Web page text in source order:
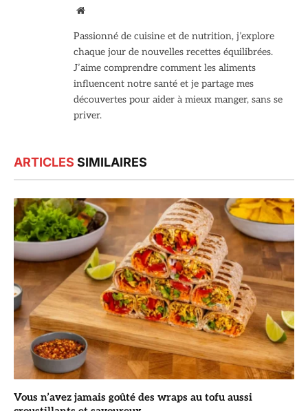
Site
Passionné de cuisine et de nutrition, j’explore
chaque jour de nouvelles recettes équilibrées.
J’aime comprendre comment les aliments
influencent notre santé et je partage mes
découvertes pour aider à mieux manger, sans se
priver.
ARTICLES SIMILAIRES
Vous n’avez jamais goûté des wraps au tofu aussi